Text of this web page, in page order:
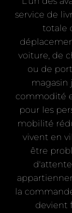
service de
totale
voiture, de
ou de
magasin
commodité
pour les
mobilité
vivent en
être
la
devient